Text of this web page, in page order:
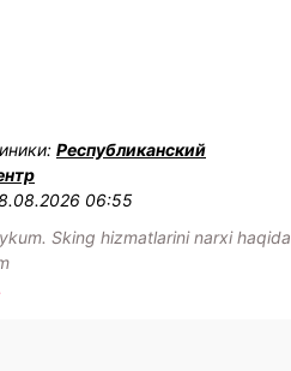
Республиканский
06:55
Sking hizmatlarini narxi haqida